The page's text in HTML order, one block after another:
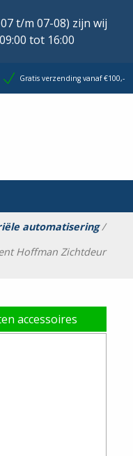
t/m 07-08) zijn wij
tot 16:00
Gratis verzending vanaf €100,-
automatisering/
Hoffman Zichtdeur
accessoires